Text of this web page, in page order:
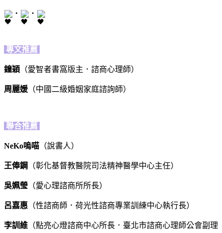
・ ・
專文推薦
鐘穎 （愛智者書窩版主．諮商心理師）
周麗媛 （中國二級婚姻家庭諮詢師）
聯合推薦
NeKo嗚喵 （說書人）
王俸鋼 （彰化基督教醫院司法精神醫學中心主任）
吳姵瑩 （愛心理諮商所所長）
呂嘉惠 （性諮商師．荷光性諮商專業訓練中心執行長）
李訓維 （點亮心燈諮商中心所長．臺北市諮商心理師公會副理